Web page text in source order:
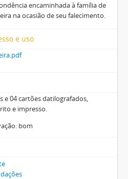
encaminhada à família de
na ocasião de seu falecimento.
e uso
e 04 cartões datilografados,
e impresso.
bom